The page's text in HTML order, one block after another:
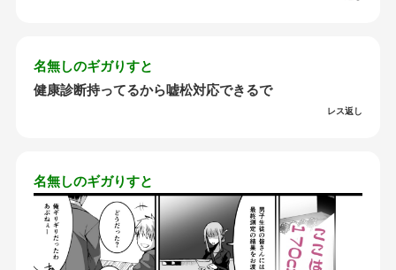
名無しのギガりすと
健康診断持ってるから嘘松対応できるで
レス返し
名無しのギガりすと